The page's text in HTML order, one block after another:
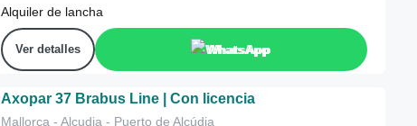
Alquiler de lancha
Ver detalles WhatsApp
Axopar 37 Brabus Line | Con licencia
Mallorca - Alcudia - Puerto de Alcúdia